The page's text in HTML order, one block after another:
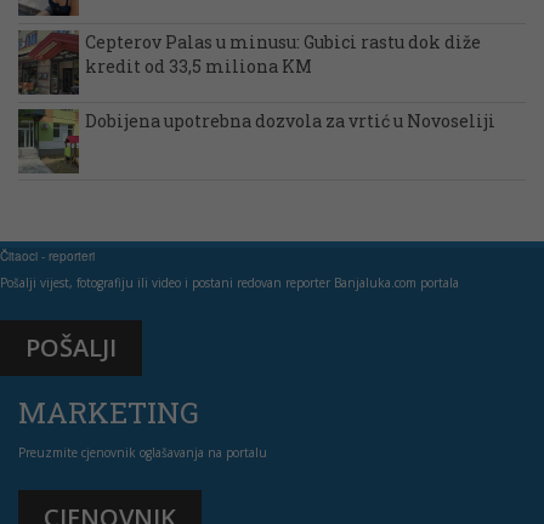
Cepterov Palas u minusu: Gubici rastu dok diže
kredit od 33,5 miliona KM
Dobijena upotrebna dozvola za vrtić u Novoseliji
Čitaoci - reporteri
Pošalji vijest, fotografiju ili video i postani redovan reporter Banjaluka.com portala
POŠALJI
MARKETING
Preuzmite cjenovnik oglašavanja na portalu